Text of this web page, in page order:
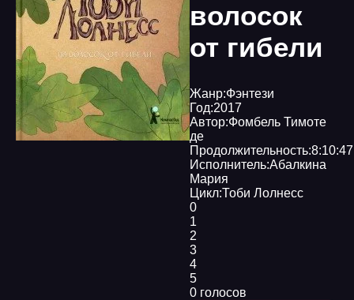
волосок
от гибели
Жанр:Фэнтези
Год:2017
Автор:Фомбель Тимоте
де
Продолжительность:8:10:47
Исполнитель:Абалкина
Мария
Цикл:Тоби Лолнесс
0
1
2
3
4
5
0 голосов